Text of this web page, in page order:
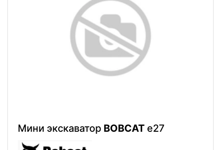
Мини экскаватор BOBCAT e27